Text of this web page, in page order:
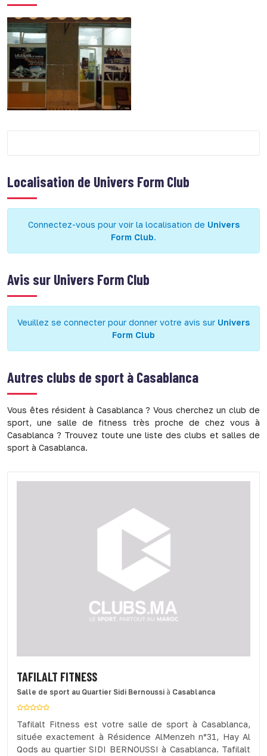
Localisation de Univers Form Club
Connectez-vous pour voir la localisation de Univers
Form Club.
Avis sur Univers Form Club
Veuillez se connecter pour donner votre avis sur Univers
Form Club
Autres clubs de sport à Casablanca
Vous êtes résident à Casablanca ? Vous cherchez un club de
sport, une salle de fitness très proche de chez vous à
Casablanca ? Trouvez toute une liste des clubs et salles de
sport à Casablanca.
TAFILALT FITNESS
Salle de sport au Quartier Sidi Bernoussi à Casablanca
Tafilalt Fitness est votre salle de sport à Casablanca,
située exactement à Résidence AlMenzeh n°31, Hay Al
Qods au quartier SIDI BERNOUSSI à Casablanca. Tafilalt